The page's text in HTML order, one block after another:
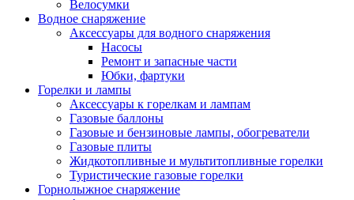
Велосумки
Водное снаряжение
Аксессуары для водного снаряжения
Насосы
Ремонт и запасные части
Юбки, фартуки
Горелки и лампы
Аксессуары к горелкам и лампам
Газовые баллоны
Газовые и бензиновые лампы, обогреватели
Газовые плиты
Жидкотопливные и мультитопливные горелки
Туристические газовые горелки
Горнолыжное снаряжение